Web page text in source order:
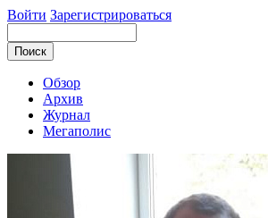
Войти Зарегистрироваться
Обзор
Архив
Журнал
Мегаполис